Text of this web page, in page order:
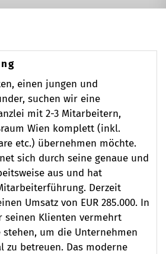
einen jungen und
suchen wir eine
mit 2-3 Mitarbeitern,
Wien komplett (inkl.
etc.) übernehmen möchte.
sich durch seine genaue und
aus und hat
Derzeit
Umsatz von EUR 285.000. In
seinen Klienten vermehrt
stehen, um die Unternehmen
betreuen. Das moderne